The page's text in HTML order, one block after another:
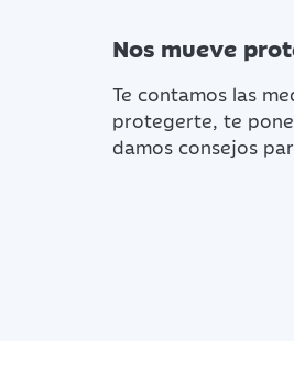
Nos mueve
Te contamos las
protegerte, te
damos consejos